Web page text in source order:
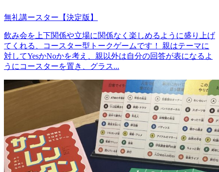
無礼講ースター【決定版】
飲み会を上下関係や立場に関係なく楽しめるように盛り上げ
てくれる、コースター型トークゲームです！ 親はテーマに
対してYesかNoかを考え、親以外は自分の回答が表になるよ
うにコースターを置き、グラス...